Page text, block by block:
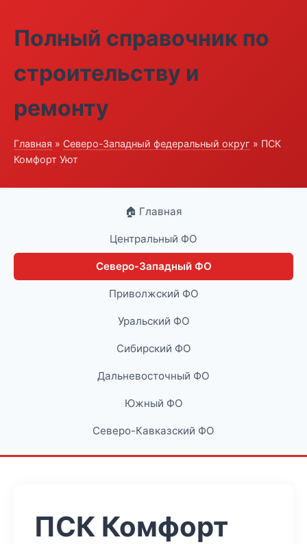
Полный справочник по
строительству и
ремонту
Главная » Северо-Западный федеральный округ » ПСК
Комфорт Уют
🏠 Главная
Центральный ФО
Северо-Западный ФО
Приволжский ФО
Уральский ФО
Сибирский ФО
Дальневосточный ФО
Южный ФО
Северо-Кавказский ФО
ПСК Комфорт